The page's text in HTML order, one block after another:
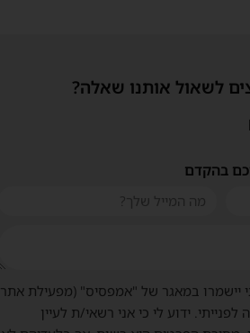
לשאול אותנו שאלה?
בהקדם
יישמרו במאגר של "אמפסיס" (מפעילת אתר
ידוע לי כי אני רשאי/ת לעיין